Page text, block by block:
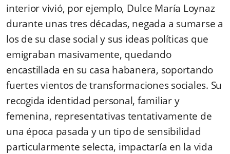
interior vivió, por ejemplo, Dulce María Loynaz
durante unas tres décadas, negada a sumarse a
los de su clase social y sus ideas políticas que
emigraban masivamente, quedando
encastillada en su casa habanera, soportando
fuertes vientos de transformaciones sociales. Su
recogida identidad personal, familiar y
femenina, representativas tentativamente de
una época pasada y un tipo de sensibilidad
particularmente selecta, impactaría en la vida